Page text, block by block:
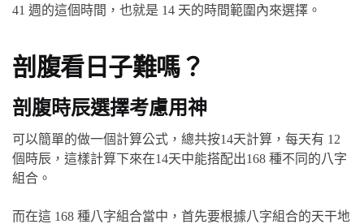
41 週的這個時間，也就是 14 天的時間範圍內來選擇。
剖腹看日子難嗎？
剖腹時辰選擇考慮用神
可以簡單的做一個計算公式，總共按14天計算，每天有 12
個時辰，這樣計算下來在14天中能搭配出168 種不同的八字
組合。
而在這 168 種八字組合當中，首先要根據八字組合的天干地